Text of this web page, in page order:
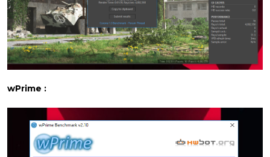
wPrime :